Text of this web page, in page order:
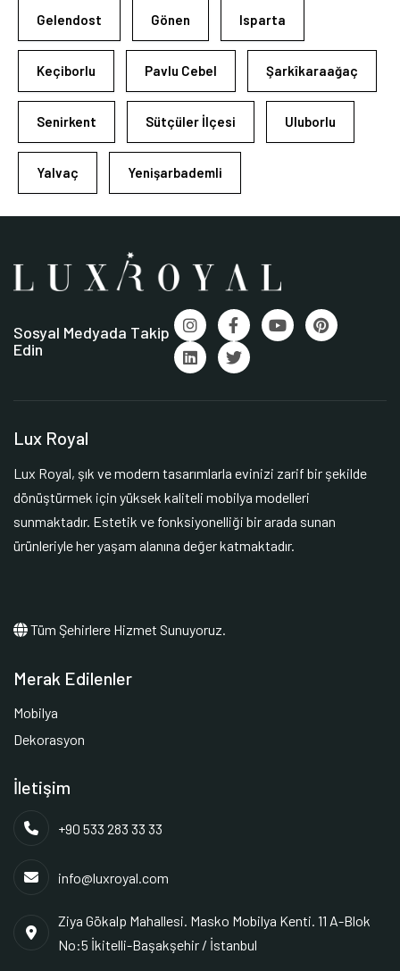
Gelendost Gönen Isparta
Keçiborlu Pavlu Cebel Şarkîkaraağaç
Senirkent Sütçüler İlçesi Uluborlu
Yalvaç Yenişarbademli
Sosyal Medyada Takip
Edin
Lux Royal
Lux Royal, şık ve modern tasarımlarla evinizi zarif bir şekilde
dönüştürmek için yüksek kaliteli mobilya modelleri
sunmaktadır. Estetik ve fonksiyonelliği bir arada sunan
ürünleriyle her yaşam alanına değer katmaktadır.
Tüm Şehirlere Hizmet Sunuyoruz.
Merak Edilenler
Mobilya
Dekorasyon
İletişim
+90 533 283 33 33
info@luxroyal.com
Ziya Gökalp Mahallesi. Masko Mobilya Kenti. 11 A-Blok
No:5 İkitelli-Başakşehir / İstanbul